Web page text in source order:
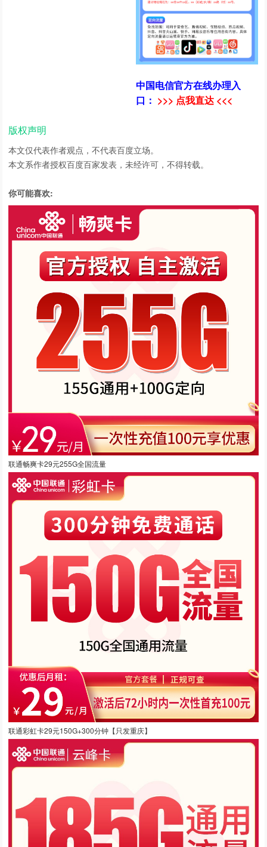
中国电信官方在线办理入
口： >>> 点我直达 <<<
版权声明
本文仅代表作者观点，不代表百度立场。
本文系作者授权百度百家发表，未经许可，不得转载。
你可能喜欢:
联通畅爽卡29元255G全国流量
联通彩虹卡29元150G+300分钟【只发重庆】